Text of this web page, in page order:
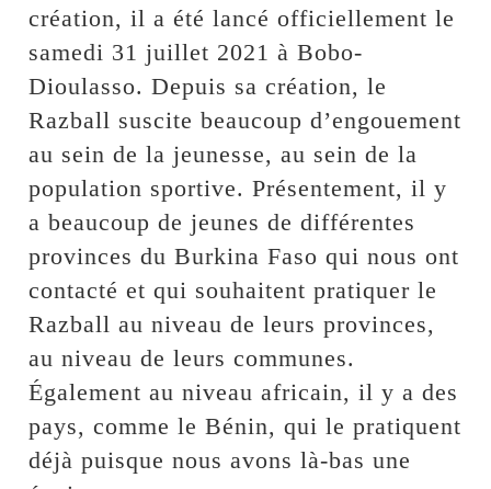
création, il a été lancé officiellement le
samedi 31 juillet 2021 à Bobo-
Dioulasso. Depuis sa création, le
Razball suscite beaucoup d’engouement
au sein de la jeunesse, au sein de la
population sportive. Présentement, il y
a beaucoup de jeunes de différentes
provinces du Burkina Faso qui nous ont
contacté et qui souhaitent pratiquer le
Razball au niveau de leurs provinces,
au niveau de leurs communes.
Également au niveau africain, il y a des
pays, comme le Bénin, qui le pratiquent
déjà puisque nous avons là-bas une